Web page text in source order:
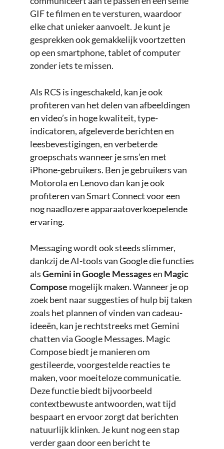
GIF te filmen en te versturen, waardoor
elke chat unieker aanvoelt. Je kunt je
gesprekken ook gemakkelijk voortzetten
op een smartphone, tablet of computer
zonder iets te missen.
Als RCS is ingeschakeld, kan je ook
profiteren van het delen van afbeeldingen
en video’s in hoge kwaliteit, type-
indicatoren, afgeleverde berichten en
leesbevestigingen, en verbeterde
groepschats wanneer je sms’en met
iPhone-gebruikers. Ben je gebruikers van
Motorola en Lenovo dan kan je ook
profiteren van Smart Connect voor een
nog naadlozere apparaatoverkoepelende
ervaring.
Messaging wordt ook steeds slimmer,
dankzij de AI-tools van Google die functies
alsGemini in Google Messagesen Magic
Compose mogelijk maken. Wanneer je op
zoek bent naar suggesties of hulp bij taken
zoals het plannen of vinden van cadeau-
ideeën, kan je rechtstreeks met Gemini
chatten via Google Messages. Magic
Compose biedt je manieren om
gestileerde, voorgestelde reacties te
maken, voor moeiteloze communicatie.
Deze functie biedt bijvoorbeeld
contextbewuste antwoorden, wat tijd
bespaart en ervoor zorgt dat berichten
natuurlijk klinken. Je kunt nog een stap
verder gaan door een bericht te